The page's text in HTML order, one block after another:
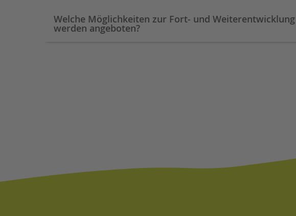
Welche Möglichkeiten zur Fort- und Weiterentwicklung
werden angeboten?